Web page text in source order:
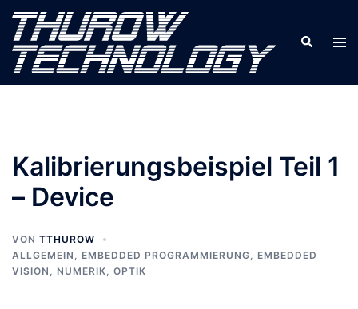
Zum
Inhalt
springen
Suche
Kalibrierungsbeispiel Teil 1
– Device
VON TTHUROW
ALLGEMEIN
EMBEDDED PROGRAMMIERUNG
EMBEDDED
VISION
NUMERIK OPTIK